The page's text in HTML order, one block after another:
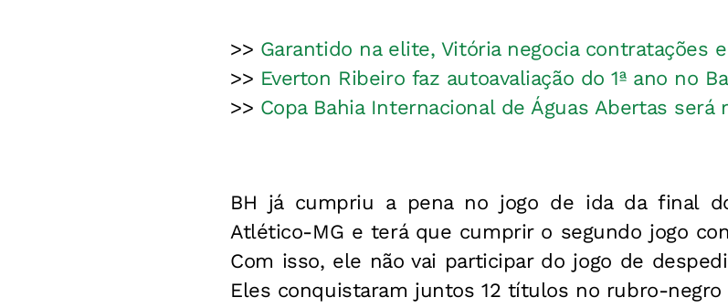
>> Garantido na elite, Vitória negocia contratações
>> Everton Ribeiro faz autoavaliação do 1ª ano no
>> Copa Bahia Internacional de Águas Abertas será
BH já cumpriu a pena no jogo de ida da final
Atlético-MG e terá que cumprir o segundo jogo
Com isso, ele não vai participar do jogo de
Eles conquistaram juntos 12 títulos no rubro-negro